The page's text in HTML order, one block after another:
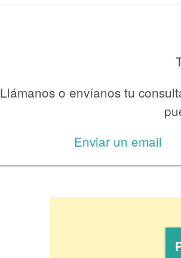
Llámanos o envíanos tu
Enviar un email